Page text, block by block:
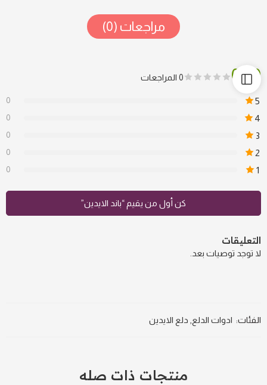
مراجعات (0)
0.00 0 المراجعات
5
0
4
0
3
0
2
0
1
0
كن أول من يقيم “باند الايدين”
التعليقات
لا توجد توصيات بعد.
الفئات: ادوات الدلع دلع الايدين
منتجات ذات صله